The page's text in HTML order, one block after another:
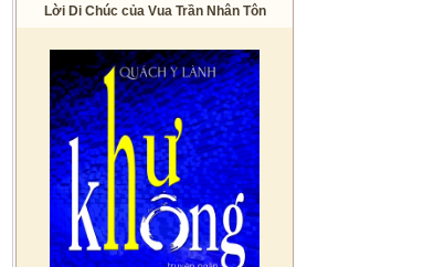
Lời Di Chúc của Vua Trần Nhân Tôn